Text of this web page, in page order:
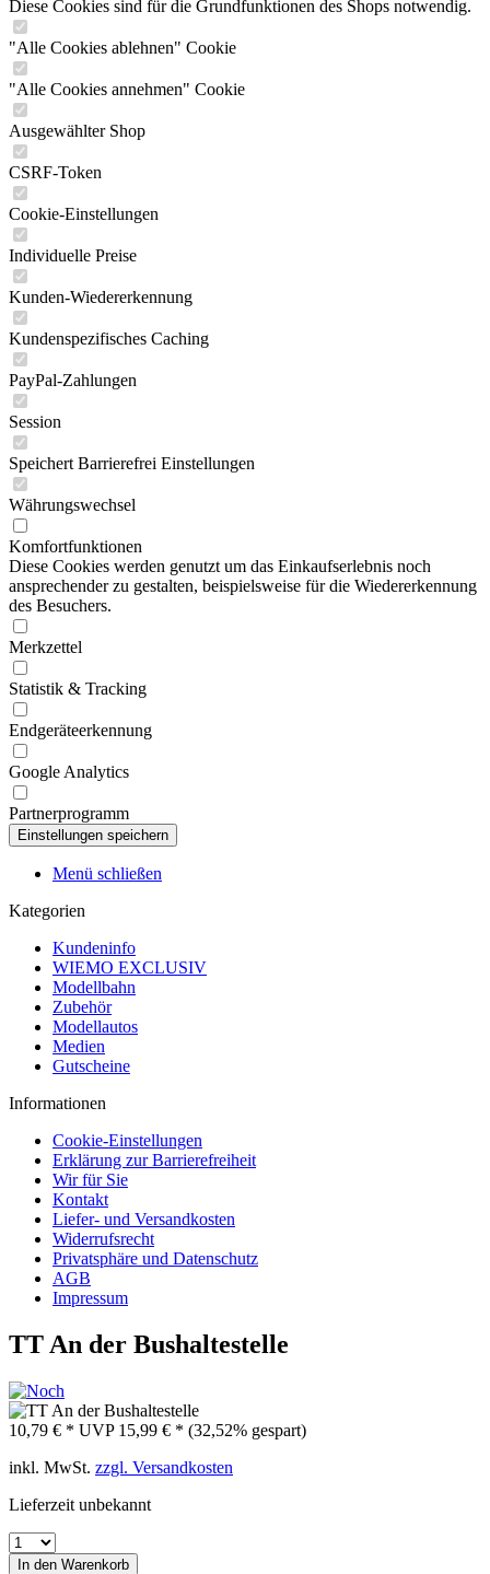
Diese Cookies sind für die Grundfunktionen des Shops notwendig.
"Alle Cookies ablehnen" Cookie
"Alle Cookies annehmen" Cookie
Ausgewählter Shop
CSRF-Token
Cookie-Einstellungen
Individuelle Preise
Kunden-Wiedererkennung
Kundenspezifisches Caching
PayPal-Zahlungen
Session
Speichert Barrierefrei Einstellungen
Währungswechsel
Komfortfunktionen
Diese Cookies werden genutzt um das Einkaufserlebnis noch
ansprechender zu gestalten, beispielsweise für die Wiedererkennung
des Besuchers.
Merkzettel
Statistik & Tracking
Endgeräteerkennung
Google Analytics
Partnerprogramm
Menü schließen
Kategorien
Kundeninfo
WIEMO EXCLUSIV
Modellbahn
Zubehör
Modellautos
Medien
Gutscheine
Informationen
Cookie-Einstellungen
Erklärung zur Barrierefreiheit
Wir für Sie
Kontakt
Liefer- und Versandkosten
Widerrufsrecht
Privatsphäre und Datenschutz
AGB
Impressum
TT An der Bushaltestelle
10,79 € * UVP 15,99 € * (32,52% gespart)
inkl. MwSt. zzgl. Versandkosten
Lieferzeit unbekannt
In den Warenkorb